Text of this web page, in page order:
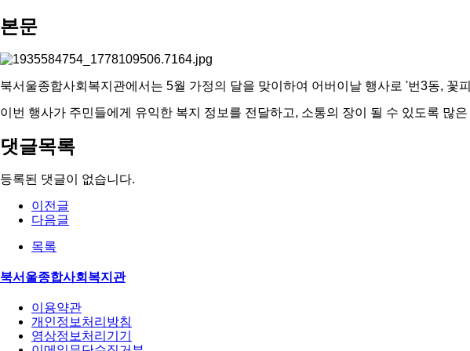
본문
북서울종합사회복지관에서는 5월 가정의 달을 맞이하여 어버이날 행사로 '번3동, 꽃
이번 행사가 주민들에게 유익한 복지 정보를 전달하고, 소통의 장이 될 수 있도록 많
댓글목록
등록된 댓글이 없습니다.
이전글
다음글
목록
북서울종합사회복지관
이용약관
개인정보처리방침
영상정보처리기기